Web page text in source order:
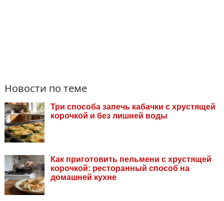
Новости по теме
Три способа запечь кабачки с хрустящей
корочкой и без лишней воды
Как приготовить пельмени с хрустящей
корочкой: ресторанный способ на
домашней кухне